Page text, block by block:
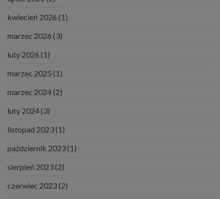
kwiecień 2026 (1)
marzec 2026 (3)
luty 2026 (1)
marzec 2025 (1)
marzec 2024(2)
luty 2024(3)
listopad 2023(1)
październik 2023(1)
sierpień 2023(2)
czerwiec 2023(2)